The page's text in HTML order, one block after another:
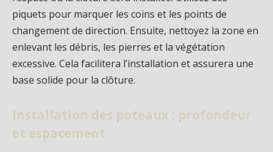
piquets pour marquer les coins et les points de
changement de direction. Ensuite, nettoyez la zone en
enlevant les débris, les pierres et la végétation
excessive. Cela facilitera l’installation et assurera une
base solide pour la clôture.
Installation des poteaux : profondeur
et espacement